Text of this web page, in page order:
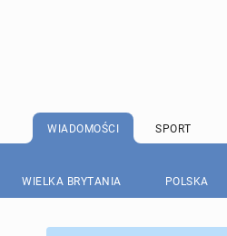
WIADOMOŚCI SPORT
WIELKA BRYTANIA POLSKA